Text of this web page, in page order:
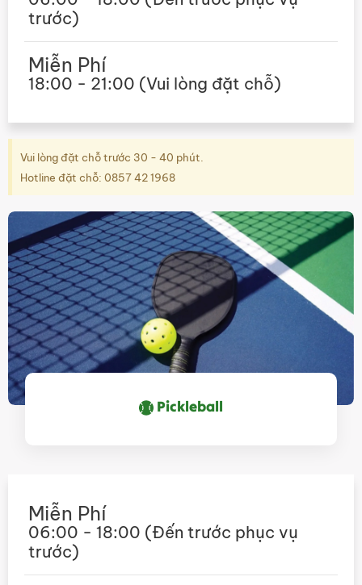
trước)
Miễn Phí
18:00 - 21:00 (Vui lòng đặt chỗ)
Vui lòng đặt chỗ trước 30 - 40 phút.
Hotline đặt chỗ: 0857 42 1968
Pickleball
Miễn Phí
06:00 - 18:00 (Đến trước phục vụ
trước)